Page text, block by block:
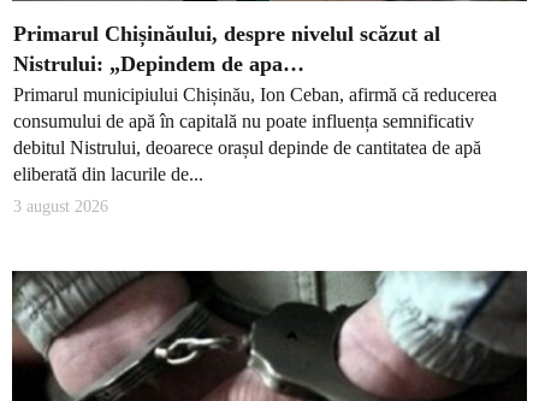
Primarul Chișinăului, despre nivelul scăzut al
Nistrului: „Depindem de apa…
Primarul municipiului Chișinău, Ion Ceban, afirmă că reducerea
consumului de apă în capitală nu poate influența semnificativ
debitul Nistrului, deoarece orașul depinde de cantitatea de apă
eliberată din lacurile de...
3 august 2026